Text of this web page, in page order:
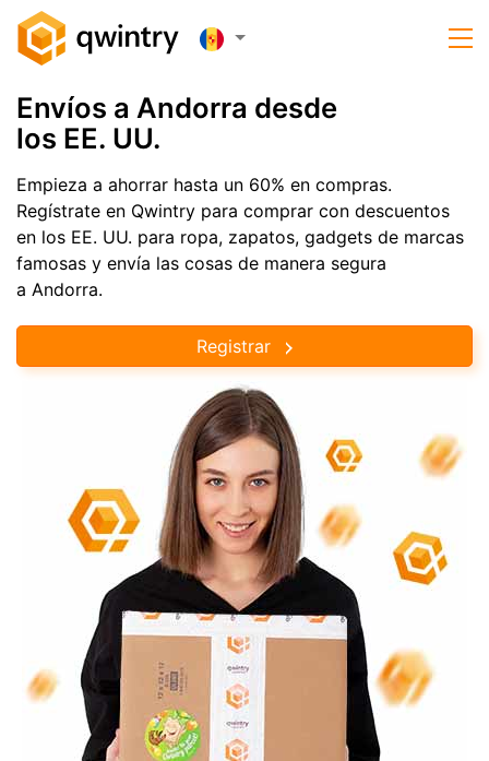
Envíos a Andorra desde
los EE. UU.
Empieza a ahorrar hasta un 60% en compras.
Regístrate en Qwintry para comprar con descuentos
en los EE. UU. para ropa, zapatos, gadgets de marcas
famosas y envía las cosas de manera segura
a Andorra.
Registrar